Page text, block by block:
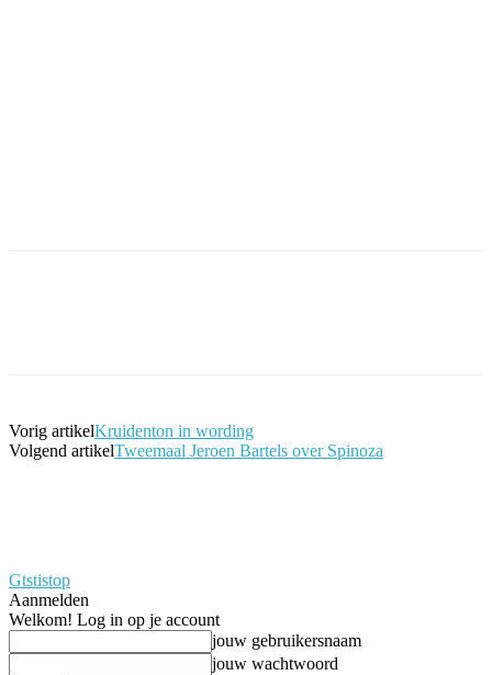
Vorig artikelKruidenton in wording
Volgend artikelTweemaal Jeroen Bartels over Spinoza
Gtstistop
Aanmelden
Welkom! Log in op je account
jouw gebruikersnaam
jouw wachtwoord